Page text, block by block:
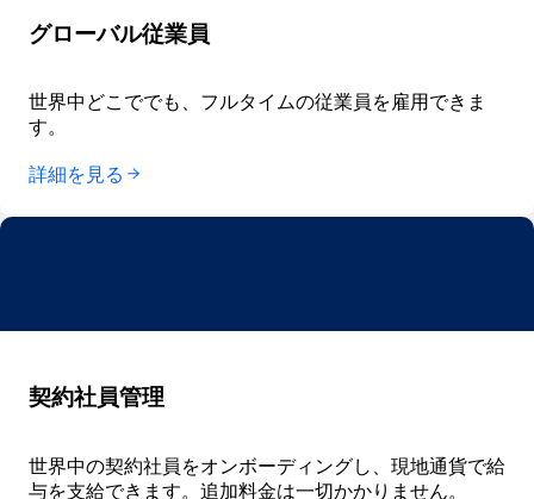
グローバル従業員
世界中どこででも、フルタイムの従業員を雇用できま
す。
詳細を見る
契約社員管理
世界中の契約社員をオンボーディングし、現地通貨で給
与を支給できます。追加料金は一切かかりません。